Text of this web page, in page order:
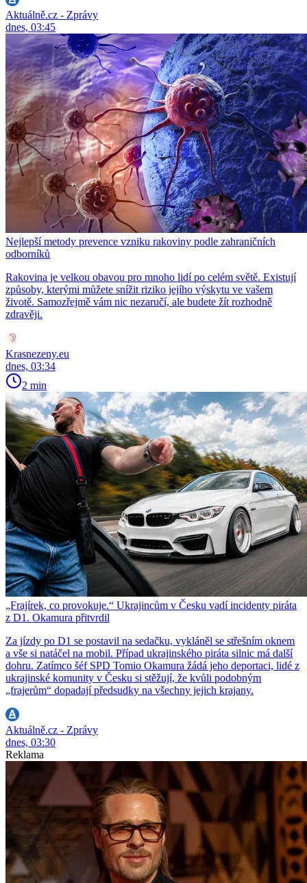
Aktuálně.cz - Zprávy
dnes, 03:45
Nejlepší metody prevence vzniku rakoviny podle zahraničních
odborníků
Rakovina je velkou obavou pro mnoho lidí po celém světě. Existují
způsoby, kterými můžete snížit riziko jejího výskytu ve vašem
životě. Samozřejmě vám nic nezaručí, ale budete žít rozhodně
zdravěji.
Krasnezeny.eu
dnes, 03:34
2 min
„Frajírek, co provokuje.“ Ukrajincům v Česku vadí incidenty piráta
z D1. Okamura přitvrdil
Za jízdy po D1 se postavil na sedačku, vykláněl se střešním oknem
a vše si natáčel na mobil. Případ ukrajinského piráta silnic má další
dohru. Zatímco šéf SPD Tomio Okamura žádá jeho deportaci, lidé z
ukrajinské komunity v Česku si stěžují, že kvůli podobným
„frajerům“ dopadají předsudky na všechny jejich krajany.
Aktuálně.cz - Zprávy
dnes, 03:30
Reklama